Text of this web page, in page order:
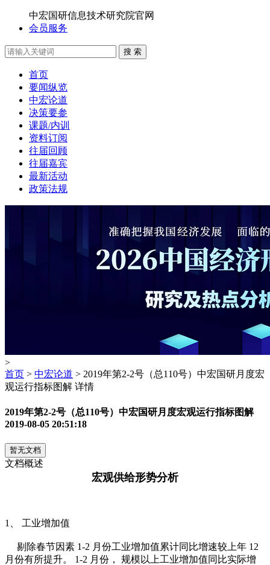
中宏国研信息技术研究院官网
会员服务
搜 索
首页
要闻纵览
中宏论道
决策要参
课题/内训
资料订阅
往届回顾
往届嘉宾
最新活动
政策法规
>
首页 > 中宏论道 > 2019年第2-2号（总110号）中宏国研月度宏
观运行指标图解 详情
2019年第2-2号（总110号）中宏国研月度宏观运行指标图解
2019-08-05 20:51:18
暂无文档
文档概述
宏观供给形势分析
1 、 工业增加值
剔除春节因素 1-2 月份工业增加值累计同比增速较上年 12
月份有所提升。 1-2 月份， 规模以上工业增加值同比实际增